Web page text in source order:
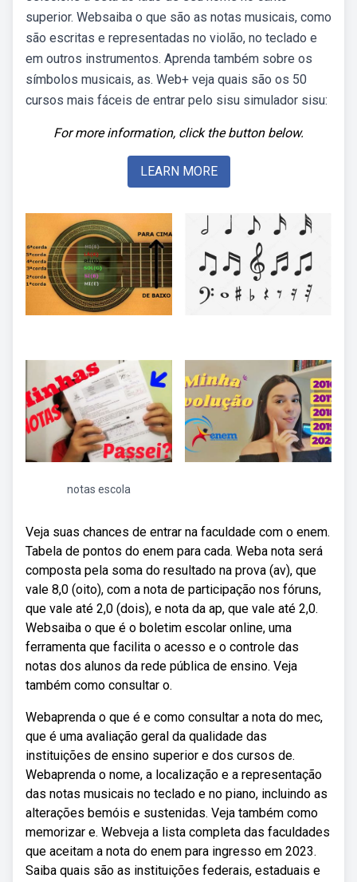
superior. Websaiba o que são as notas musicais, como
são escritas e representadas no violão, no teclado e
em outros instrumentos. Aprenda também sobre os
símbolos musicais, as. Web+ veja quais são os 50
cursos mais fáceis de entrar pelo sisu simulador sisu:
For more information, click the button below.
LEARN MORE
notas escola
Veja suas chances de entrar na faculdade com o enem.
Tabela de pontos do enem para cada. Weba nota será
composta pela soma do resultado na prova (av), que
vale 8,0 (oito), com a nota de participação nos fóruns,
que vale até 2,0 (dois), e nota da ap, que vale até 2,0.
Websaiba o que é o boletim escolar online, uma
ferramenta que facilita o acesso e o controle das
notas dos alunos da rede pública de ensino. Veja
também como consultar o.
Webaprenda o que é e como consultar a nota do mec,
que é uma avaliação geral da qualidade das
instituições de ensino superior e dos cursos de.
Webaprenda o nome, a localização e a representação
das notas musicais no teclado e no piano, incluindo as
alterações bemóis e sustenidas. Veja também como
memorizar e. Webveja a lista completa das faculdades
que aceitam a nota do enem para ingresso em 2023.
Saiba quais são as instituições federais, estaduais e